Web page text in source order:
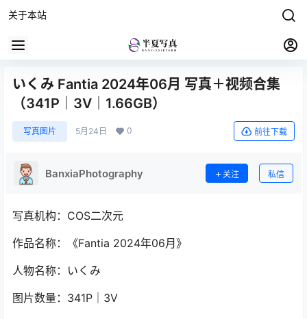
关于本站
いくみ Fantia 2024年06月 写真＋视频合集
（341P｜3V｜1.66GB）
写真图片 5月24日 0 前往下载
BanxiaPhotography 关注 私信
写真机构：COS二次元
作品名称：《Fantia 2024年06月》
人物名称：いくみ
图片数量：341P｜3V